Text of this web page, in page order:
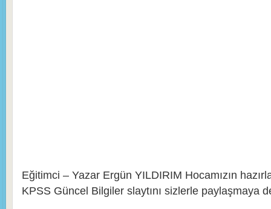
Eğitimci – Yazar Ergün YILDIRIM Hocamızın
KPSS Güncel Bilgiler slaytını sizlerle paylaşmaya